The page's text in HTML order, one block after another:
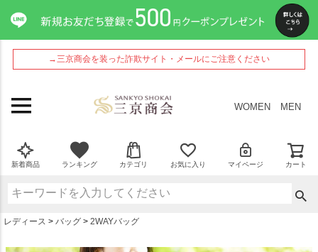
→三京商会を装った詐欺サイト・メールにご注意ください
WOMEN MEN
新着商品 ランキング カテゴリ お気に入り マイページ カート
レディース バッグ 2WAYバッグ
ペー
ジト
ップ
へ